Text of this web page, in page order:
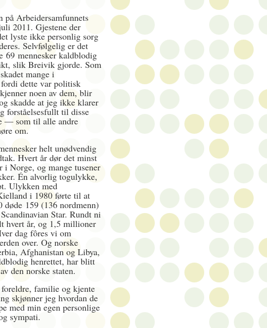
på Arbeidersamfunnets
2011. Gjestene der
lyste ikke personlig sorg
Selvfølgelig er det
69 mennesker kaldblodig
slik Breivik gjorde. Som
mange i
dette var politisk
noen av dem, blir
skadde at jeg ikke klarer
forståelsesfullt til disse
— som til alle andre
om.
helt unødvendig
Hvert år dør det minst
Norge, og mange tusener
Én alvorlig togulykke,
Ulykken med
i 1980 førte til at
døde 159 (136 nordmenn)
Star. Rundt ni
hvert år, og 1,5 millioner
dag fôres vi om
over. Og norske
Afghanistan og Libya,
henrettet, har blitt
den norske staten.
familie og kjente
skjønner jeg hvordan de
med min egen personlige
sympati.